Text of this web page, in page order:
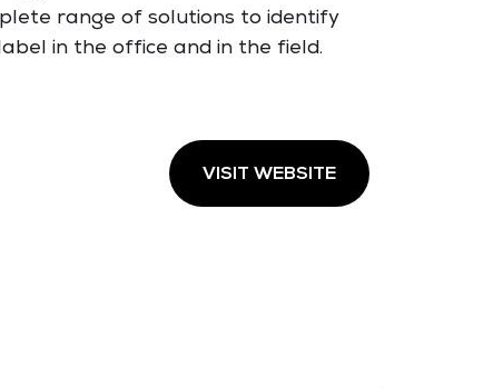
range of solutions to identify
in the office and in the field.
VISIT WEBSITE